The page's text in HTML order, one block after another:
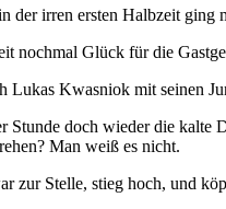
der irren ersten Halbzeit
nochmal Glück für die
Lukas Kwasniok mit seinen
Stunde doch wieder die kalte
Man weiß es nicht.
zur Stelle, stieg hoch, und